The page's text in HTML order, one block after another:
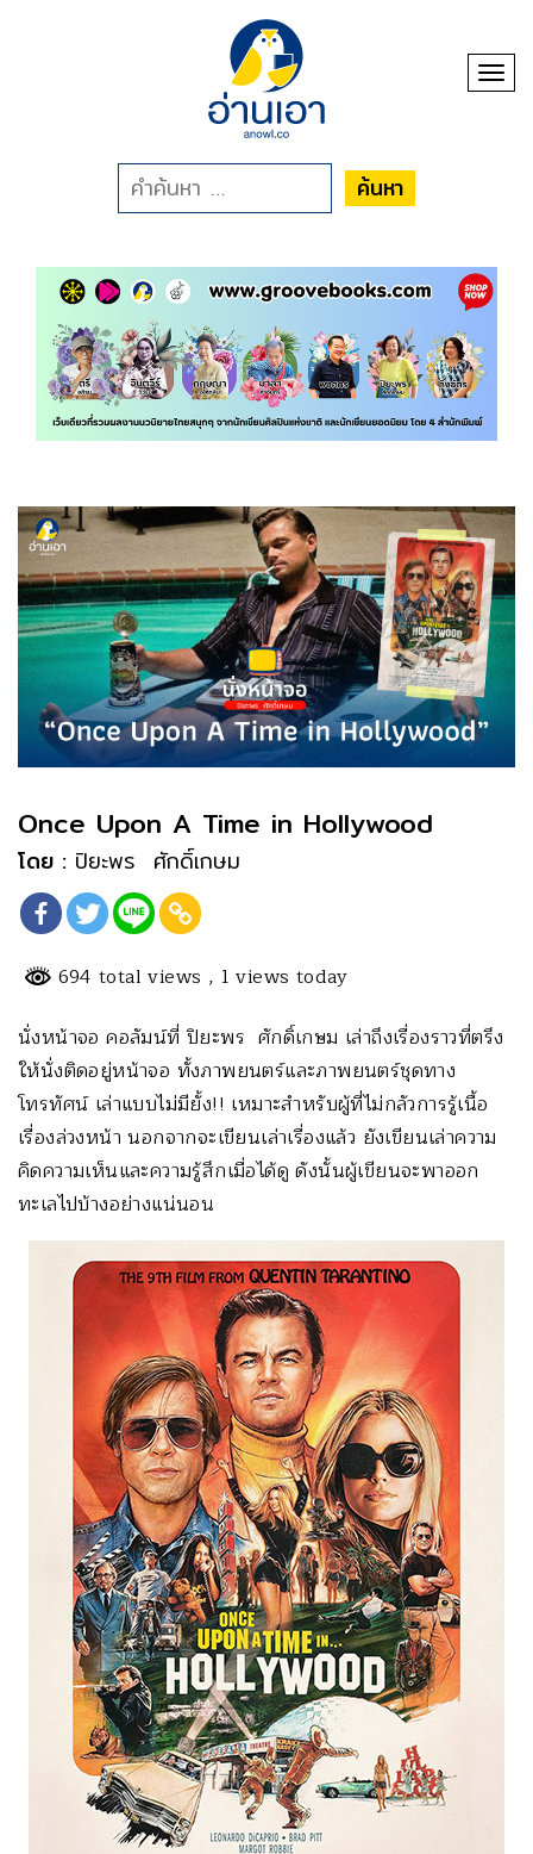
ค้นหา
Once Upon A Time in Hollywood
โดย : ปิยะพร ศักดิ์เกษม
694 total views , 1 views today
นั่งหน้าจอ คอลัมน์ที่ ปิยะพร ศักดิ์เกษม เล่าถึงเรื่องราวที่ตรึง
ให้นั่งติดอยู่หน้าจอ ทั้งภาพยนตร์และภาพยนตร์ชุดทาง
โทรทัศน์ เล่าแบบไม่มียั้ง!! เหมาะสำหรับผู้ที่ไม่กลัวการรู้เนื้อ
เรื่องล่วงหน้า นอกจากจะเขียนเล่าเรื่องแล้ว ยังเขียนเล่าความ
คิดความเห็นและความรู้สึกเมื่อได้ดู ดังนั้นผู้เขียนจะพาออก
ทะเลไปบ้างอย่างแน่นอน